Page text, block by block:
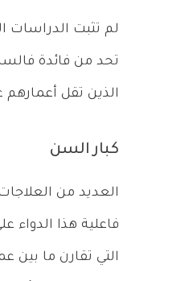
لم تثبت الدراسات
الذين تقل أعمارهم عن 6
كبار السن
العديد من
فاعلية هذا
التي تقارن ما بين